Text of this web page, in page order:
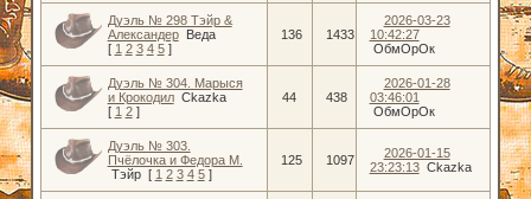
Дуэль № 298 Тэйр &
Александер
Веда
[ 1 2 3 4 5 ]
136 1433
2026-03-23
10:42:27
ОбмОрОк
Дуэль № 304. Марыся
и Крокодил Ckazka
[ 1 2 ]
44 438
2026-01-28
03:46:01
ОбмОрОк
Дуэль № 303.
Пчëлочка и Федора М.
Тэйр [ 1 2 3 4 5 ]
125 1097
2026-01-15
23:23:13 Ckazka